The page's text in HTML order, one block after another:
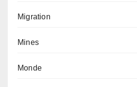
Migration
Mines
Monde